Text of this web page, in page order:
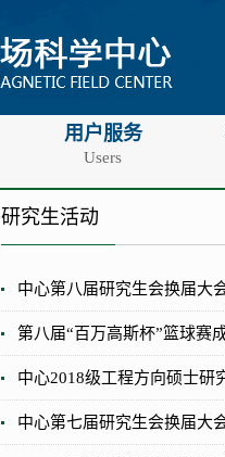
用户服务
Users
研究生活动
中心第八届研究生会换届大
第八届“百万高斯杯”篮球赛
中心2018级工程方向硕士研
中心第七届研究生会换届大